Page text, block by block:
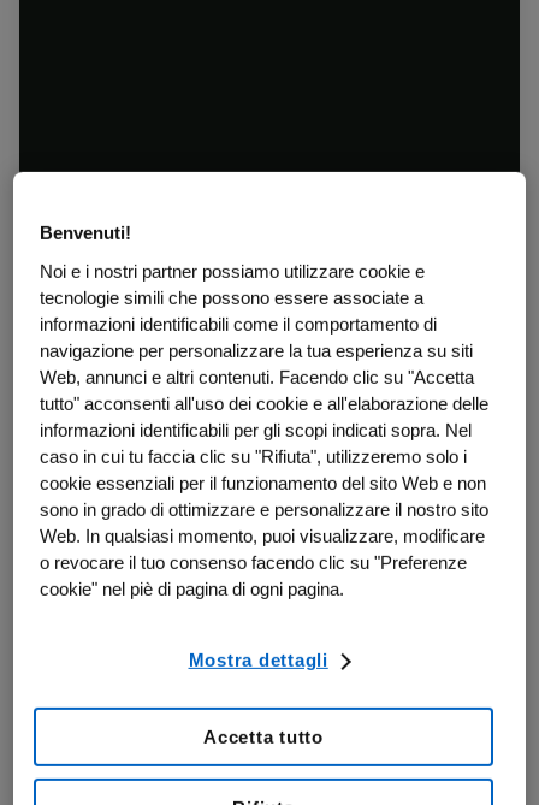
Benvenuti!
Noi e i nostri partner possiamo utilizzare cookie e
tecnologie simili che possono essere associate a
informazioni identificabili come il comportamento di
navigazione per personalizzare la tua esperienza su siti
Web, annunci e altri contenuti. Facendo clic su "Accetta
tutto" acconsenti all'uso dei cookie e all'elaborazione delle
informazioni identificabili per gli scopi indicati sopra. Nel
caso in cui tu faccia clic su "Rifiuta", utilizzeremo solo i
cookie essenziali per il funzionamento del sito Web e non
sono in grado di ottimizzare e personalizzare il nostro sito
Web. In qualsiasi momento, puoi visualizzare, modificare
o revocare il tuo consenso facendo clic su "Preferenze
cookie" nel piè di pagina di ogni pagina.
Mostra dettagli
Accetta tutto